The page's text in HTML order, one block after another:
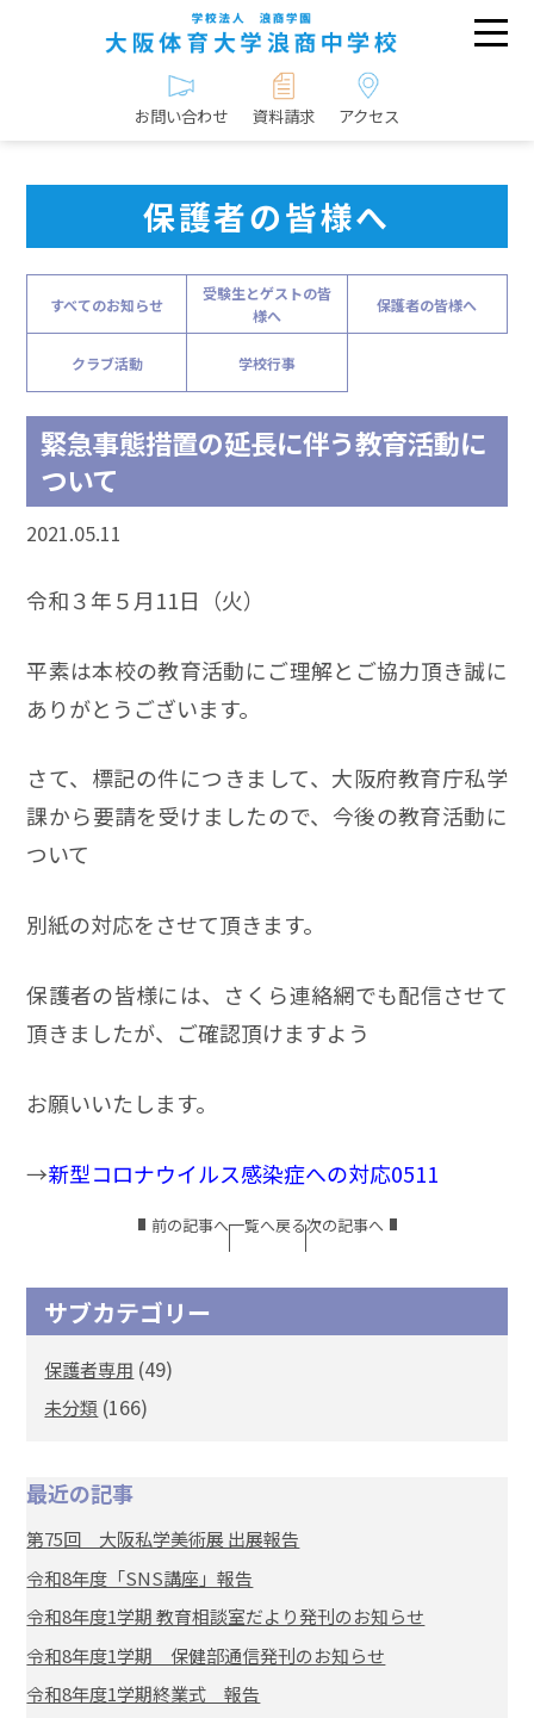
お問い合わせ 資料請求 アクセス
保護者の皆様へ
すべてのお知らせ
受験生とゲストの皆
様へ
保護者の皆様へ
クラブ活動 学校行事
緊急事態措置の延長に伴う教育活動に
ついて
2021.05.11
令和３年５月11日（火）
平素は本校の教育活動にご理解とご協力頂き誠に
ありがとうございます。
さて、標記の件につきまして、大阪府教育庁私学
課から要請を受けましたので、今後の教育活動に
ついて
別紙の対応をさせて頂きます。
保護者の皆様には、さくら連絡網でも配信させて
頂きましたが、ご確認頂けますよう
お願いいたします。
→新型コロナウイルス感染症への対応0511
前の記事へ一覧へ戻る次の記事へ
サブカテゴリー
保護者専用 (49)
未分類 (166)
最近の記事
第75回 大阪私学美術展 出展報告
令和8年度「SNS講座」報告
令和8年度1学期 教育相談室だより発刊のお知らせ
令和8年度1学期 保健部通信発刊のお知らせ
令和8年度1学期終業式 報告